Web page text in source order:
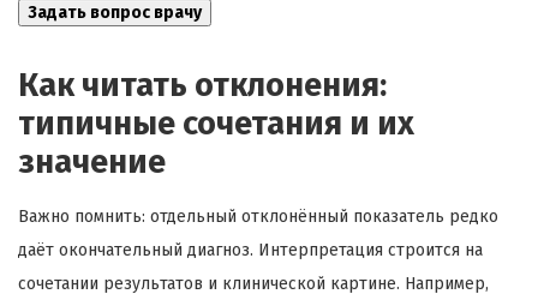
Как читать отклонения:
типичные сочетания и их
значение
Важно помнить: отдельный отклонённый показатель редко
даёт окончательный диагноз. Интерпретация строится на
сочетании результатов и клинической картине. Например,